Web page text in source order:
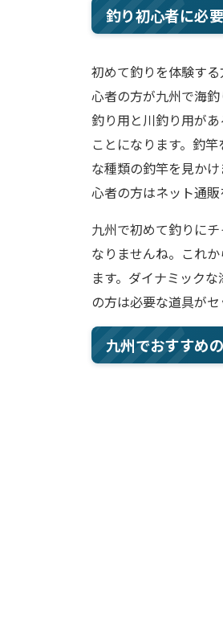
釣り初心者に必
初めて釣りを体験す
心者の方が九州で海
釣り用と川釣り用が
ことになります。釣
な種類の釣竿を見か
心者の方はネット通
九州で初めて釣りに
なりませんね。これ
ます。ダイナミック
の方は必要な道具が
九州でおすすめ